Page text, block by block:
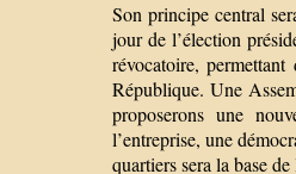
Son principe central
jour de l’élection
révocatoire,
République. Une
proposerons une
l’entreprise, une
quartiers sera la base